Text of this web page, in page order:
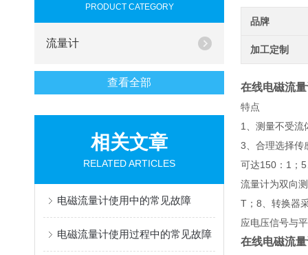
PRODUCT CATEGORY
流量计
查看全部
相关文章
RELATED ARTICLES
电磁流量计使用中的常见故障
电磁流量计使用过程中的常见故障
品牌
加工定制
在线电磁流
特点
1、测量不受流
3、合理选择传
可达150：1；
流量计为双向
T；8、转换器
应电压信号与
在线电磁流